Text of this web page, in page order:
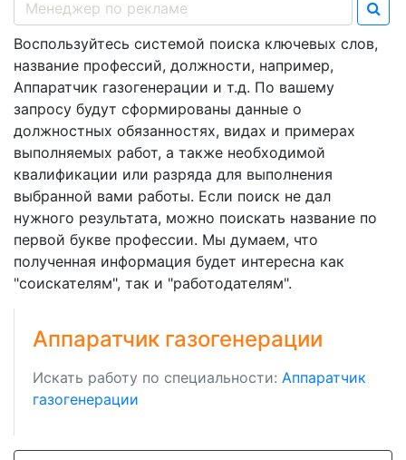
Воспользуйтесь системой поиска ключевых слов,
название профессий, должности, например,
Аппаратчик газогенерации и т.д. По вашему
запросу будут сформированы данные о
должностных обязанностях, видах и примерах
выполняемых работ, а также необходимой
квалификации или разряда для выполнения
выбранной вами работы. Если поиск не дал
нужного результата, можно поискать название по
первой букве профессии. Мы думаем, что
полученная информация будет интересна как
"соискателям", так и "работодателям".
Аппаратчик газогенерации
Искать работу по специальности: Аппаратчик
газогенерации